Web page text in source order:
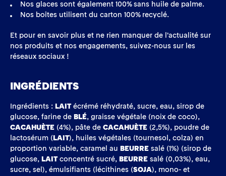
Nos glaces sont également 100% sans huile de palme.
Nos boîtes utilisent du carton 100% recyclé.
Et pour en savoir plus et ne rien manquer de l’actualité sur
nos produits et nos engagements, suivez-nous sur les
réseaux sociaux !
INGRÉDIENTS
Ingrédients : LAITécrémé réhydraté, sucre, eau, sirop de
glucose, farine de BLÉ, graisse végétale (noix de coco),
CACAHUÈTE (4%), pâte de CACAHUÈTE (2,5%), poudre de
lactosérum ( LAIT), huiles végétales (tournesol, colza) en
proportion variable, caramel au BEURRE salé (1%) (sirop de
glucose, LAIT concentré sucré, BEURRE salé (0,03%), eau,
sucre, sel), émulsifiants (lécithines (SOJA), mono- et